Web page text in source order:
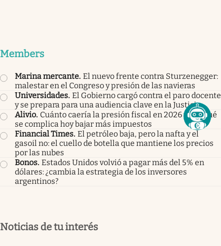
Members
Marina mercante. El nuevo frente contra Sturzenegger:
malestar en el Congreso y presión de las navieras
Universidades. El Gobierno cargó contra el paro docente
y se prepara para una audiencia clave en la Justicia
Alivio. Cuánto caería la presión fiscal en 2026 y por qué
se complica hoy bajar más impuestos
Financial Times. El petróleo baja, pero la nafta y el
gasoil no: el cuello de botella que mantiene los precios
por las nubes
Bonos. Estados Unidos volvió a pagar más del 5% en
dólares: ¿cambia la estrategia de los inversores
argentinos?
Noticias de tu interés